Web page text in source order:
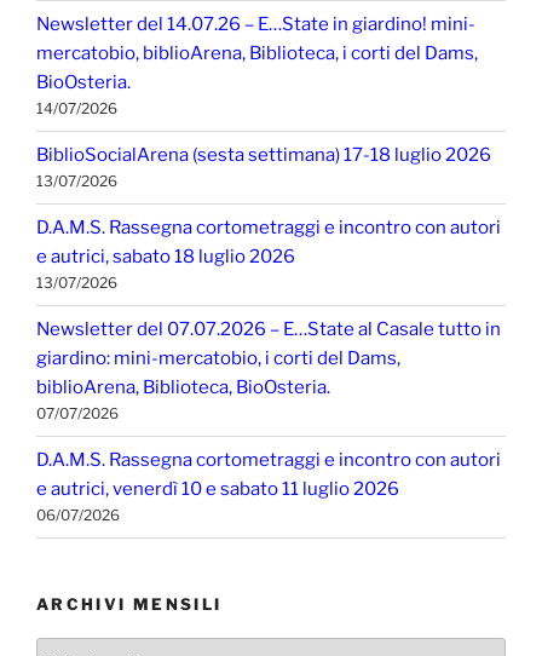
Newsletter del 14.07.26 – E…State in giardino! mini-
mercatobio, biblioArena, Biblioteca, i corti del Dams,
BioOsteria.
14/07/2026
BiblioSocialArena (sesta settimana) 17-18 luglio 2026
13/07/2026
D.A.M.S. Rassegna cortometraggi e incontro con autori
e autrici, sabato 18 luglio 2026
13/07/2026
Newsletter del 07.07.2026 – E…State al Casale tutto in
giardino: mini-mercatobio, i corti del Dams,
biblioArena, Biblioteca, BioOsteria.
07/07/2026
D.A.M.S. Rassegna cortometraggi e incontro con autori
e autrici, venerdì 10 e sabato 11 luglio 2026
06/07/2026
ARCHIVI MENSILI